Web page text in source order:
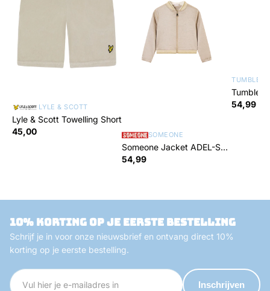
LYLE & SCOTT
Lyle & Scott Towelling Short
45,00
SOMEONE
Someone Jacket ADEL-SG-
60-P
54,99
TUMBLE
Tumble
Jayh
54,99
10% korting op je eerste bestelling
Schrijf je in voor onze nieuwsbrief en ontvang direct 10%
korting op je eerste bestelling.
Inschrijven